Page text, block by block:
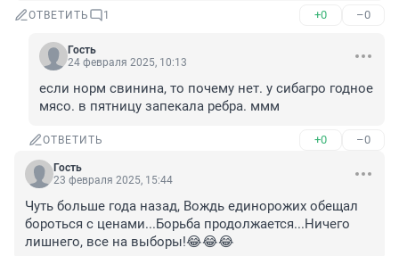
ОТВЕТИТЬ 1 +0 –0
Гость
24 февраля 2025, 10:13
если норм свинина, то почему нет. у сибагро годное
мясо. в пятницу запекала ребра. ммм
ОТВЕТИТЬ +0 –0
Гость
23 февраля 2025, 15:44
Чуть больше года назад, Вождь единорожих обещал
бороться с ценами...Борьба продолжается...Ничего
лишнего, все на выборы!😂😂😂